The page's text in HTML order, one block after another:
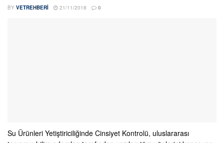
BY VETREHBERI 21/11/2018 0
Su Ürünleri Yetiştiriciliğinde Cinsiyet Kontrolü, uluslararası